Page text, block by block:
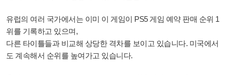
유럽의 여러 국가에서는 이미 이 게임이 PS5 게임 예약 판매 순위 1
위를 기록하고 있으며,
다른 타이틀들과 비교해 상당한 격차를 보이고 있습니다. 미국에서
도 계속해서 순위를 높여가고 있습니다.